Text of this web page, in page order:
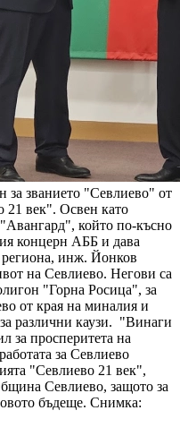
за званието "Севлиево" от
21 век". Освен като
който по-късно
концерн АББ и дава
инж. Йонков
на Севлиево. Негови са
"Горна Росица", за
от края на миналия и
различни каузи. "Винаги
за просперитета на
за Севлиево
"Севлиево 21 век",
Севлиево, защото за
бъдеще. Снимка: